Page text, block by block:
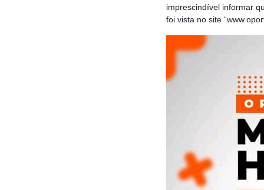
imprescindível informar
foi vista no site